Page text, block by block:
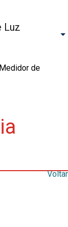
Medidor de
Voltar